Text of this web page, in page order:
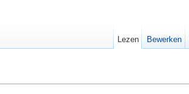
Lezen Bewerken